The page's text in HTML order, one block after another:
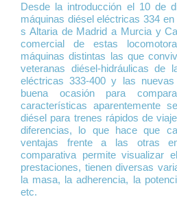
Desde la introducción el 10 de
máquinas diésel eléctricas 334
s Altaria de Madrid a Murcia y
comercial de estas
máquinas distintas las que
veteranas diésel-hidráulicas de
eléctricas 333-400 y las
buena ocasión para
características aparentemente
diésel para trenes rápidos de
diferencias, lo que hace que
ventajas frente a las otras
comparativa permite visualizar
prestaciones, tienen diversas
la masa, la adherencia, la
etc.